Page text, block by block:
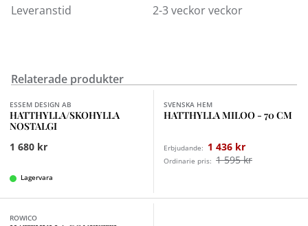
Leveranstid
2-3 veckor veckor
Relaterade produkter
Finns i fler val (4)
ESSEM DESIGN AB
HATTHYLLA/SKOHYLLA
NOSTALGI
1 680 kr
Lagervara
SVENSKA HEM
HATTHYLLA MILOO - 70 CM
Erbjudande: 1 436 kr
Ordinarie pris: 1 595 kr
ROWICO